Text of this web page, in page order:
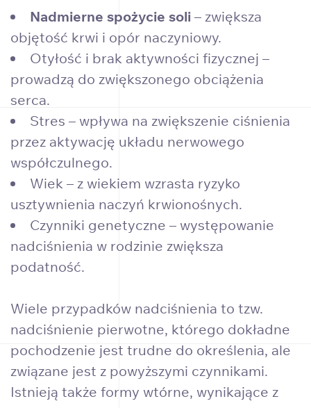
Nadmierne spożycie soli – zwiększa
objętość krwi i opór naczyniowy.
Otyłość i brak aktywności fizycznej –
prowadzą do zwiększonego obciążenia
serca.
Stres – wpływa na zwiększenie ciśnienia
przez aktywację układu nerwowego
współczulnego.
Wiek – z wiekiem wzrasta ryzyko
usztywnienia naczyń krwionośnych.
Czynniki genetyczne – występowanie
nadciśnienia w rodzinie zwiększa
podatność.
Wiele przypadków nadciśnienia to tzw.
nadciśnienie pierwotne, którego dokładne
pochodzenie jest trudne do określenia, ale
związane jest z powyższymi czynnikami.
Istnieją także formy wtórne, wynikające z